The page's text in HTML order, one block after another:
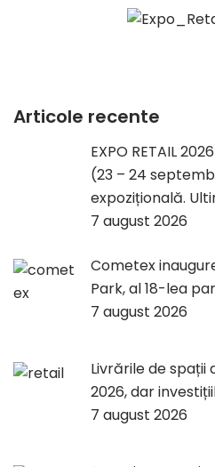
Articole recente
EXPO RETAIL
(23 – 24
expozițională.
7 august 2026
Cometex
Park, al 18-lea
7 august 2026
Livrările de
2026, dar
7 august 2026